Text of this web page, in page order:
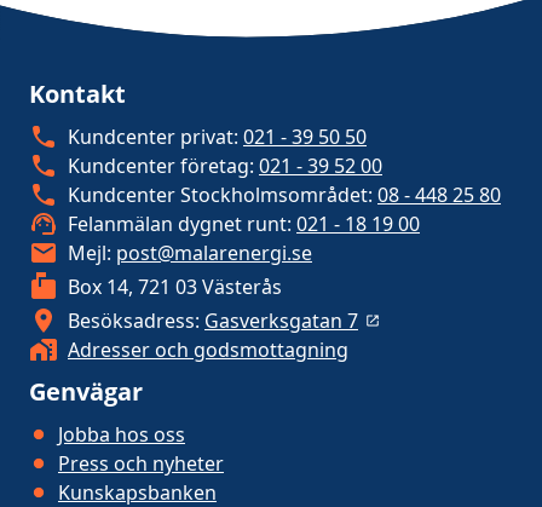
Kontakt
Kundcenter privat: 021 - 39 50 50
Kundcenter företag: 021 - 39 52 00
Kundcenter Stockholmsområdet: 08 - 448 25 80
Felanmälan dygnet runt: 021 - 18 19 00
Mejl: post@malarenergi.se
Box 14, 721 03 Västerås
Besöksadress: Gasverksgatan 7
Adresser och godsmottagning
Genvägar
Jobba hos oss
Press och nyheter
Kunskapsbanken